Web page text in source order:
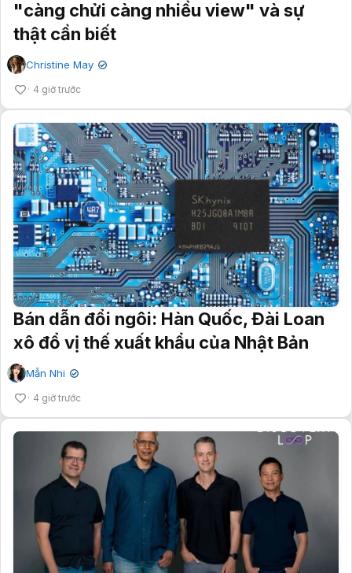
"càng chửi càng nhiều view" và sự
thật cần biết
Christine May ✔
4 giờ trước
Bán dẫn đổi ngôi: Hàn Quốc, Đài Loan
xô đổ vị thế xuất khẩu của Nhật Bản
Mẫn Nhi ✔
4 giờ trước